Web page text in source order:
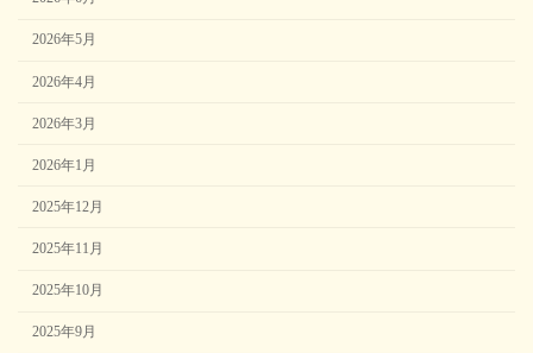
2026年5月
2026年4月
2026年3月
2026年1月
2025年12月
2025年11月
2025年10月
2025年9月